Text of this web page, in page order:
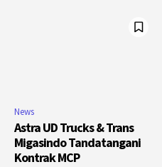
News
Astra UD Trucks & Trans
Migasindo Tandatangani
Kontrak MCP